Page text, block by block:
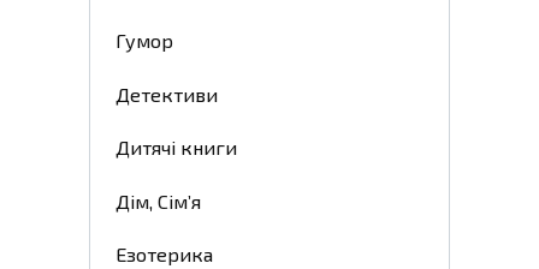
Гумор
Детективи
Дитячі книги
Дім, Сім’я
Езотерика